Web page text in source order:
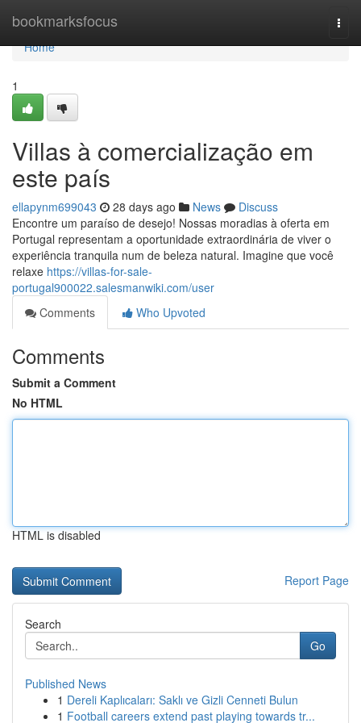
bookmarksfocus
Home
Home
1
Villas à comercialização em
este país
ellapynm699043 28 days ago News
Discuss
Encontre um paraíso de desejo! Nossas moradias à oferta em
Portugal representam a oportunidade extraordinária de viver o
experiência tranquila num de beleza natural. Imagine que você
relaxe https://villas-for-sale-
portugal900022.salesmanwiki.com/user
Comments
Who Upvoted
Comments
Submit a Comment
No HTML
HTML is disabled
Report Page
Search
Go
Published News
1 Dereli Kaplıcaları: Saklı ve Gizli Cenneti Bulun
1 Football careers extend past playing towards tr...